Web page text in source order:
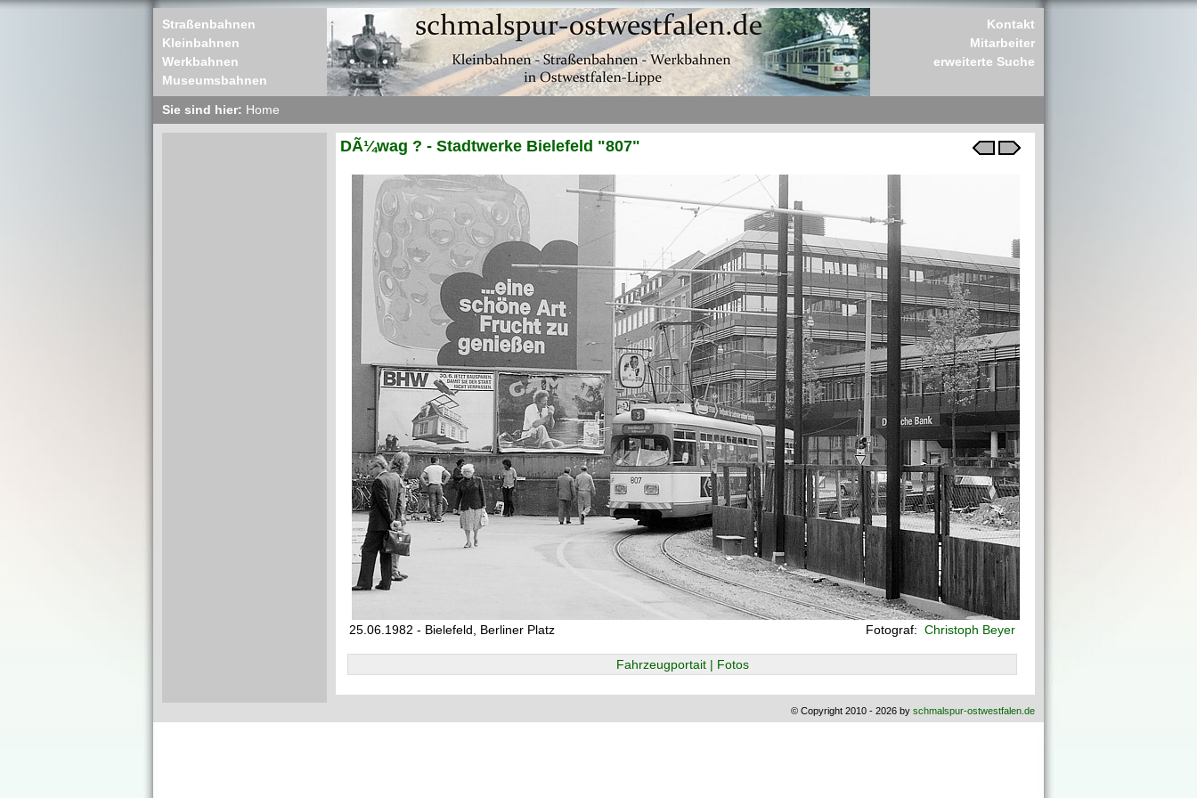
Straßenbahnen
Kleinbahnen
Werkbahnen
Museumsbahnen
Kontakt
Mitarbeiter
erweiterte Suche
Sie sind hier: Home
DÃ¼wag ? - Stadtwerke Bielefeld "807"
25.06.1982 - Bielefeld, Berliner Platz Fotograf: Christoph Beyer
Fahrzeugportait | Fotos
© Copyright 2010 - 2026 by schmalspur-ostwestfalen.de